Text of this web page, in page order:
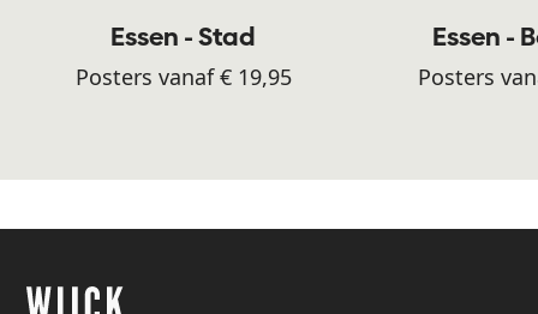
Essen - Stad
Posters vanaf € 19,95
Essen -
Posters